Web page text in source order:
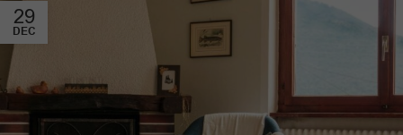
29
DEC